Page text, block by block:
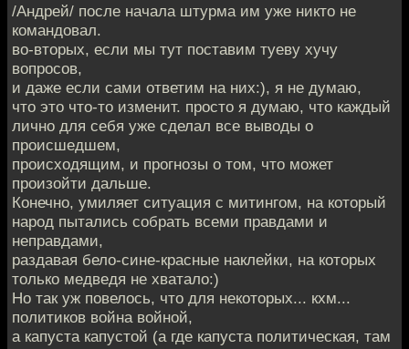
/Андрей/ после начала штурма им уже никто не
командовал.
во-вторых, если мы тут поставим туеву хучу
вопросов,
и даже если сами ответим на них:), я не думаю,
что это что-то изменит. просто я думаю, что каждый
лично для себя уже сделал все выводы о
происшедшем,
происходящим, и прогнозы о том, что может
произойти дальше.
Конечно, умиляет ситуация с митингом, на который
народ пытались собрать всеми правдами и
неправдами,
раздавая бело-сине-красные наклейки, на которых
только медведя не хватало:)
Но так уж повелось, что для некоторых... кхм...
политиков война войной,
а капуста капустой (а где капуста политическая, там